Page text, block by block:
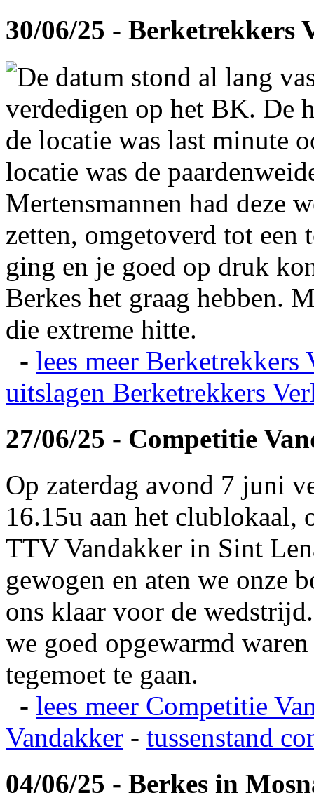
30/06/25 - Berketrekkers
De datum stond al lang
verdedigen op het BK. De
de locatie was last minute
locatie was de
Mertensmannen had deze
zetten, omgetoverd tot
ging en je goed op druk
Berkes het graag hebben.
die extreme hitte.
- lees meer Berketrekkers
uitslagen Berketrekkers
27/06/25 - Competitie
Op zaterdag avond 7 juni
16.15u aan het clublokaal,
TTV Vandakker in Sint
gewogen en aten we onze
ons klaar voor de
we goed opgewarmd
tegemoet te gaan.
- lees meer Competitie
Vandakker - tussenstand
04/06/25 - Berkes in